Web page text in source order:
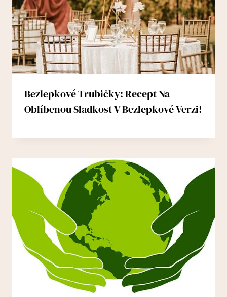
Bezlepkové Trubičky: Recept Na
Oblíbenou Sladkost V Bezlepkové Verzi!